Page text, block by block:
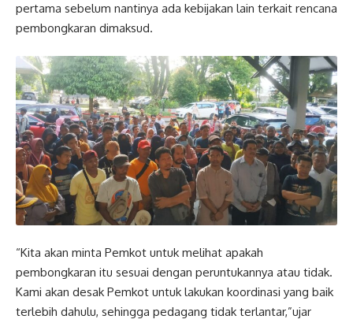
pertama sebelum nantinya ada kebijakan lain terkait rencana
pembongkaran dimaksud.
“Kita akan minta Pemkot untuk melihat apakah
pembongkaran itu sesuai dengan peruntukannya atau tidak.
Kami akan desak Pemkot untuk lakukan koordinasi yang baik
terlebih dahulu, sehingga pedagang tidak terlantar,”ujar